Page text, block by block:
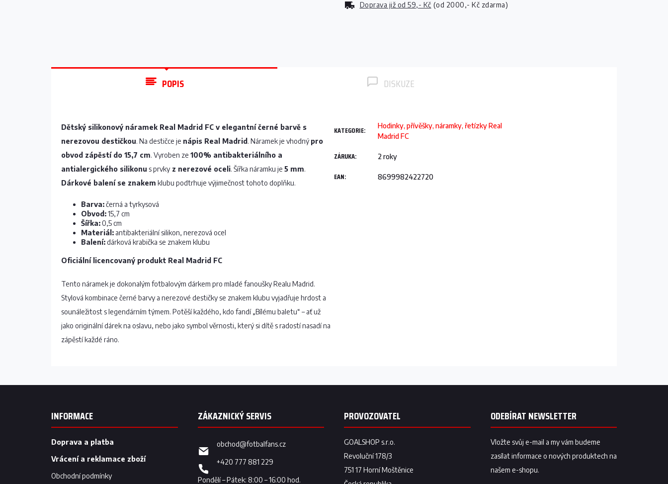
Doprava již od 59,- Kč (od 2000,- Kč zdarma)
POPIS DISKUZE
Dětský silikonový náramek Real Madrid FC v elegantní černé barvě s
nerezovou destičkou. Na destičce je nápis Real Madrid . Náramek je vhodnýpro
obvod zápěstí do 15,7 cm. Vyroben ze 100% antibakteriálního a
antialergického silikonu s prvkyz nerezové oceli. Šířka náramku je 5 mm.
Dárkové balení se znakem klubu podtrhuje výjimečnost tohoto doplňku.
Barva:černá a tyrkysová
Obvod:15,7 cm
Šířka:0,5 cm
Materiál: antibakteriální silikon, nerezová ocel
Balení:dárková krabička se znakem klubu
Oficiální licencovaný produkt Real Madrid FC
Tento náramek je dokonalým fotbalovým dárkem pro mladé fanoušky Realu Madrid.
Stylová kombinace černé barvy a nerezové destičky se znakem klubu vyjadřuje hrdost a
sounáležitost s legendárním týmem. Potěší každého, kdo fandí „Bílému baletu“ – ať už
jako originální dárek na oslavu, nebo jako symbol věrnosti, který si dítě s radostí nasadí na
zápěstí každé ráno.
KATEGORIE:
Hodinky, přívěšky, náramky, řetízky Real
Madrid FC
ZÁRUKA: 2 roky
EAN: 8699982422720
Z
INFORMACE
Doprava a platba
Vrácení a reklamace zboží
Obchodní podmínky
obchod@fotbalfans.cz
+420 777 881 229
ODEBÍRAT NEWSLETTER
Vložte svůj e-mail a my vám budeme
zasílat informace o nových produktech na
našem e-shopu.